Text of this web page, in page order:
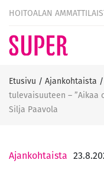
HOITOALAN
Etusivu / Ajankohtaista /
tulevaisuuteen – ”Aikaa
Silja Paavola
Ajankohtaista